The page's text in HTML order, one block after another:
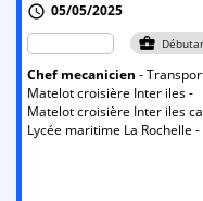
schedule 05/05/2025
business_center
Chef mecanicien -
Matelot croisière Inter iles -
Matelot croisière Inter iles
Lycée maritime La Rochelle